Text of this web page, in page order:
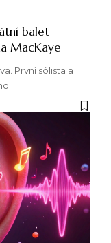
balet
MacKaye
První sólista a